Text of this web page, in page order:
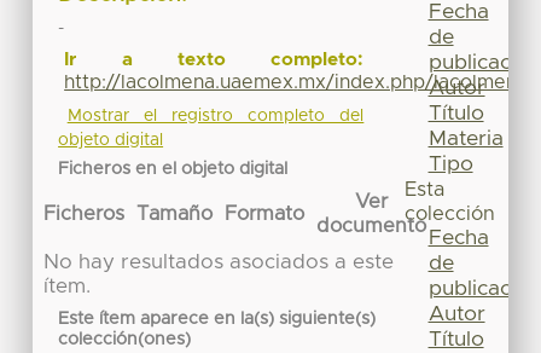
-
Ir a texto completo:
http://lacolmena.uaemex.mx/index.php/
Mostrar el registro completo del
objeto digital
Ficheros en el objeto digital
Ficheros Tamaño Formato
Ver
documento
No hay resultados asociados a este
ítem.
Este ítem aparece en la(s) siguiente(s)
colección(ones)
Fecha
de
publicación
Autor
Título
Materia
Tipo
Esta
colección
Fecha
de
publicación
Autor
Título